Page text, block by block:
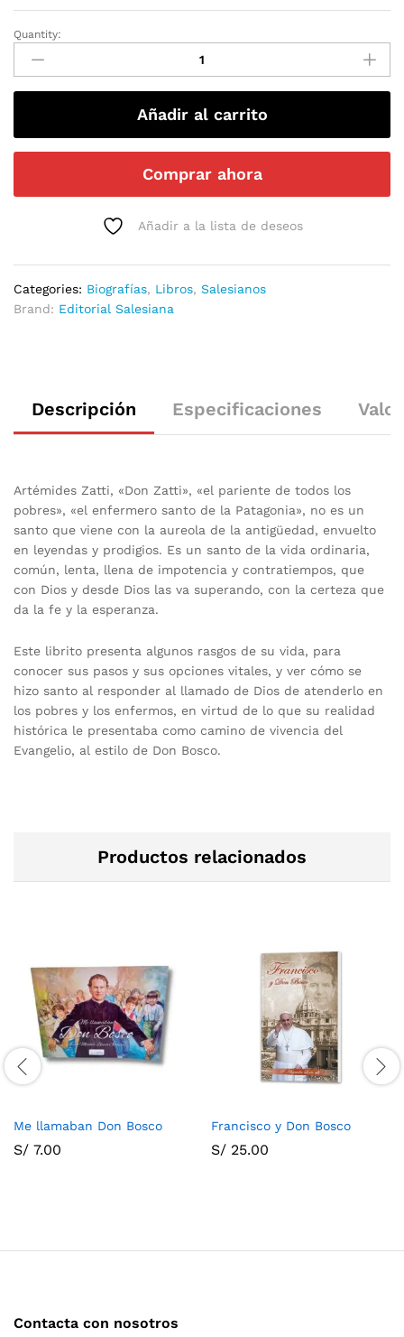
Quantity:
Añadir al carrito
Comprar ahora
Añadir a la lista de deseos
Categories: Biografías, Libros, Salesianos
Brand: Editorial Salesiana
Descripción Especificaciones
Artémides Zatti, «Don Zatti», «el pariente de todos los
pobres», «el enfermero santo de la Patagonia», no es un
santo que viene con la aureola de la antigüedad, envuelto
en leyendas y prodigios. Es un santo de la vida ordinaria,
común, lenta, llena de impotencia y contratiempos, que
con Dios y desde Dios las va superando, con la certeza que
da la fe y la esperanza.
Este librito presenta algunos rasgos de su vida, para
conocer sus pasos y sus opciones vitales, y ver cómo se
hizo santo al responder al llamado de Dios de atenderlo en
los pobres y los enfermos, en virtud de lo que su realidad
histórica le presentaba como camino de vivencia del
Evangelio, al estilo de Don Bosco.
Productos relacionados
Me llamaban Don Bosco
S/ 7.00
Francisco y Don Bosco
S/ 25.00
Contacta con nosotros